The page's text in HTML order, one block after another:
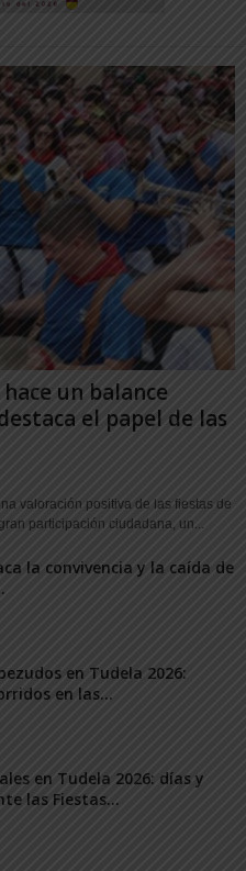
hace un balance
el papel de las
valoración positiva de las fiestas de
participación ciudadana, un...
la convivencia y la caída de
en Tudela 2026:
en las...
en Tudela 2026: días y
las Fiestas...